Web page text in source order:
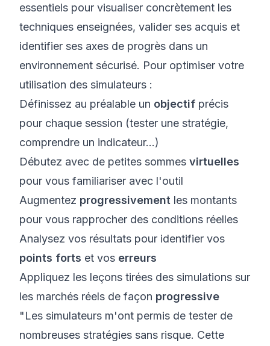
essentiels pour visualiser concrètement les
techniques enseignées, valider ses acquis et
identifier ses axes de progrès dans un
environnement sécurisé. Pour optimiser votre
utilisation des simulateurs :
Définissez au préalable un objectif précis
pour chaque session (tester une stratégie,
comprendre un indicateur...)
Débutez avec de petites sommes virtuelles
pour vous familiariser avec l'outil
Augmentez progressivement les montants
pour vous rapprocher des conditions réelles
Analysez vos résultats pour identifier vos
points forts et vos erreurs
Appliquez les leçons tirées des simulations sur
les marchés réels de façon progressive
"Les simulateurs m'ont permis de tester de
nombreuses stratégies sans risque. Cette